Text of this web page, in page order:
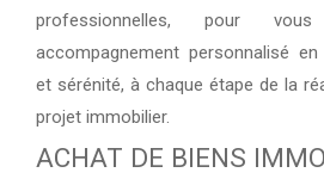
professionnelles, pour
accompagnement personnalisé
et sérénité, à chaque étape de la
projet immobilier.
ACHAT DE BIENS